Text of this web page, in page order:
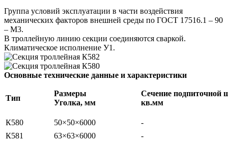
Группа условий эксплуатации в части воздействия
механических факторов внешней среды по ГОСТ 17516.1 – 90
– М3.
В троллейную линию секции соединяются сваркой.
Климатическое исполнение У1.
Основные технические данные и характеристики
Тип
Размеры
Уголка, мм
Сечение подпиточной
кв.мм
К580 50×50×6000
-
К581
63×63×6000
-